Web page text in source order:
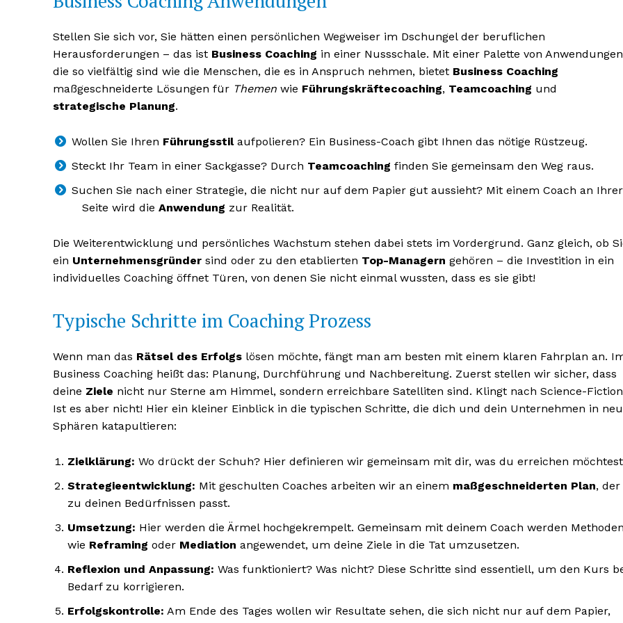
Stellen Sie sich vor, Sie hätten einen persönlichen Wegweiser im Dschungel der beruflichen
Herausforderungen – das ist Business Coaching in einer Nussschale. Mit einer Palette von
die so vielfältig sind wie die Menschen, die es in Anspruch nehmen, bietet Business Coaching
maßgeschneiderte Lösungen für Themen wie Führungskräftecoaching, Teamcoaching und
strategische Planung.
Wollen Sie Ihren Führungsstilaufpolieren? Ein Business-Coach gibt Ihnen das nötige Rüstzeug.
Steckt Ihr Team in einer Sackgasse? Durch Teamcoaching finden Sie gemeinsam den Weg raus.
Suchen Sie nach einer Strategie, die nicht nur auf dem Papier gut aussieht? Mit einem Coach an Ihrer
Seite wird die Anwendung zur Realität.
Die Weiterentwicklung und persönliches Wachstum stehen dabei stets im Vordergrund. Ganz gleich, ob
ein Unternehmensgründer sind oder zu den etablierten Top-Managern gehören – die Investition in ein
individuelles Coaching öffnet Türen, von denen Sie nicht einmal wussten, dass es sie gibt!
Typische Schritte im Coaching Prozess
Wenn man das Rätsel des Erfolgs lösen möchte, fängt man am besten mit einem klaren Fahrplan an.
Business Coaching heißt das: Planung, Durchführung und Nachbereitung. Zuerst stellen wir sicher, dass
deine Ziele nicht nur Sterne am Himmel, sondern erreichbare Satelliten sind. Klingt nach Science-
Ist es aber nicht! Hier ein kleiner Einblick in die typischen Schritte, die dich und dein Unternehmen in
Sphären katapultieren:
Zielklärung: Wo drückt der Schuh? Hier definieren wir gemeinsam mit dir, was du erreichen
Strategieentwicklung: Mit geschulten Coaches arbeiten wir an einem maßgeschneiderten Plan, der
zu deinen Bedürfnissen passt.
Umsetzung: Hier werden die Ärmel hochgekrempelt. Gemeinsam mit deinem Coach werden Methoden
wie Reframing oder Mediation angewendet, um deine Ziele in die Tat umzusetzen.
Reflexion und Anpassung: Was funktioniert? Was nicht? Diese Schritte sind essentiell, um den Kurs
Bedarf zu korrigieren.
Erfolgskontrolle: Am Ende des Tages wollen wir Resultate sehen, die sich nicht nur auf dem Papier,